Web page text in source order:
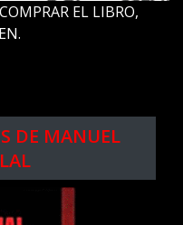
EL LIBRO,
DE MANUEL